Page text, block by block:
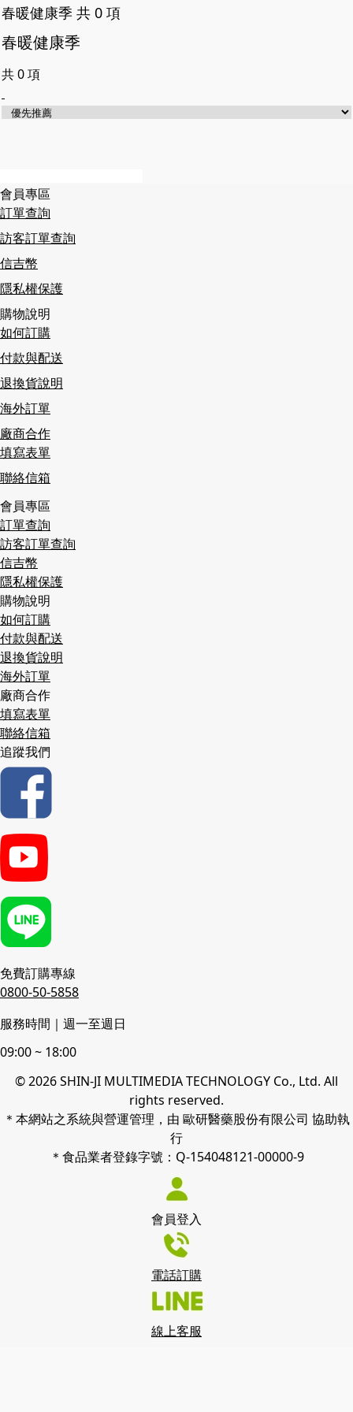
春暖健康季 共 0 項
春暖健康季
共0項
會員專區
訂單查詢
訪客訂單查詢
信吉幣
隱私權保護
購物說明
如何訂購
付款與配送
退換貨說明
海外訂單
廠商合作
填寫表單
聯絡信箱
會員專區
訂單查詢
訪客訂單查詢
信吉幣
隱私權保護
購物說明
如何訂購
付款與配送
退換貨說明
海外訂單
廠商合作
填寫表單
聯絡信箱
追蹤我們
免費訂購專線
0800-50-5858
服務時間｜週一至週日
09:00 ~ 18:00
© 2026 SHIN-JI MULTIMEDIA TECHNOLOGY Co., Ltd. All
rights reserved.
＊本網站之系統與營運管理，由 歐研醫藥股份有限公司 協助執
行
＊食品業者登錄字號：Q-154048121-00000-9
會員登入
電話訂購
線上客服